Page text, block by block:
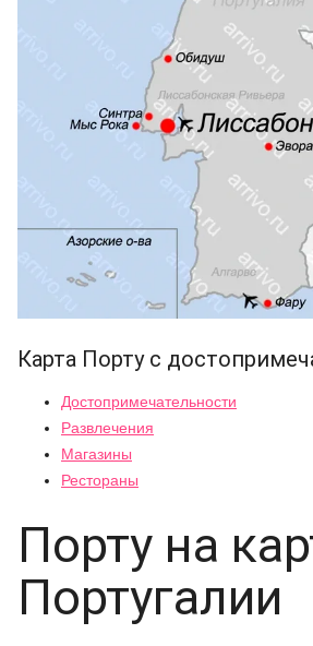
Карта Порту с
Достопримечательности
Развлечения
Магазины
Рестораны
Порту на
Португалии